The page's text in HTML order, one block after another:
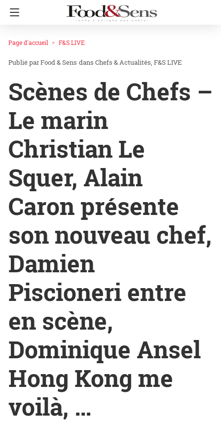
Page d'accueil F&S LIVE
Food & Sens dans Chefs & Actualités F&S LIVE
Scènes de Chefs –
Le marin
Christian Le
Squer, Alain
Caron présente
son nouveau chef,
Damien
Piscioneri entre
en scène,
Dominique Ansel
Hong Kong me
voilà, …